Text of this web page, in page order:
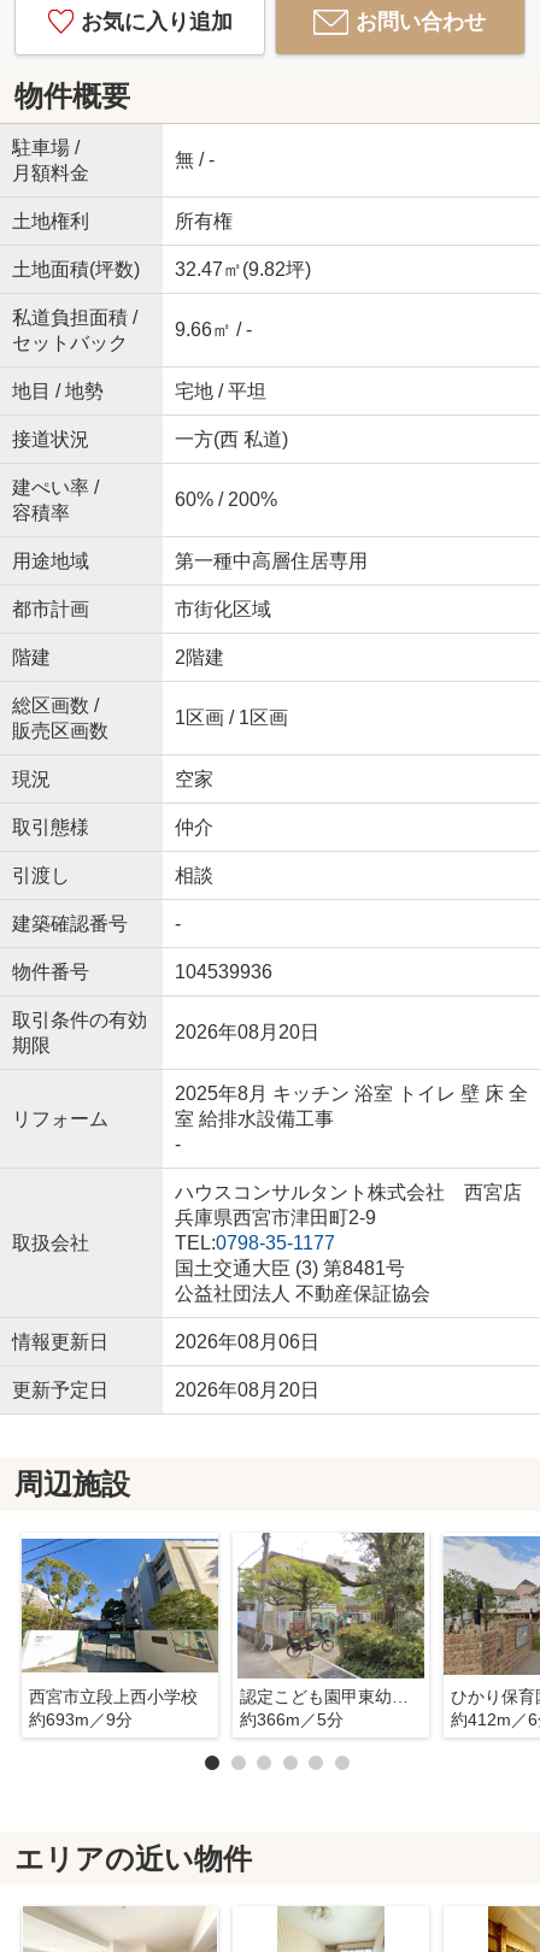
お気に入り追加 お問い合わせ
物件概要
駐車場 /
月額料金
無 / -
土地権利 所有権
土地面積(坪数) 32.47㎡(9.82坪)
私道負担面積 /
セットバック
9.66㎡ / -
地目 / 地勢 宅地 / 平坦
接道状況 一方(西 私道)
建ぺい率 /
容積率
60% / 200%
用途地域 第一種中高層住居専用
都市計画 市街化区域
階建 2階建
総区画数 /
販売区画数
1区画 / 1区画
現況 空家
取引態様 仲介
引渡し 相談
建築確認番号 -
物件番号 104539936
取引条件の有効
期限
2026年08月20日
リフォーム
2025年8月 キッチン 浴室 トイレ 壁 床 全
室 給排水設備工事
-
取扱会社
ハウスコンサルタント株式会社 西宮店
兵庫県西宮市津田町2-9
TEL:0798-35-1177
国土交通大臣 (3) 第8481号
公益社団法人 不動産保証協会
情報更新日 2026年08月06日
更新予定日 2026年08月20日
周辺施設
西宮市立段上西小学校
約693m／9分
約366m／5分
ひかり保育
約412m／
エリアの近い物件